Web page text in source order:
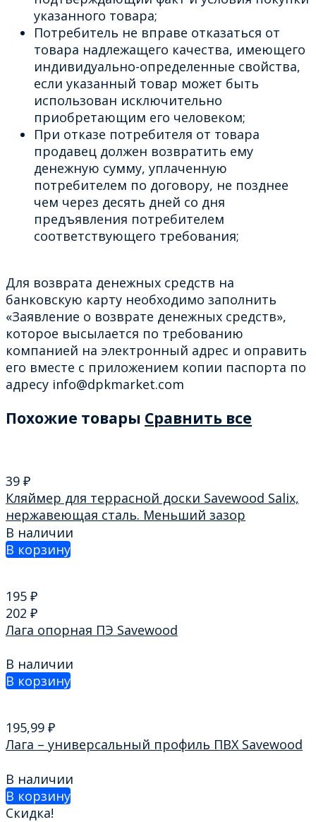
указанного товара;
Потребитель не вправе отказаться от
товара надлежащего качества, имеющего
индивидуально-определенные свойства,
если указанный товар может быть
использован исключительно
приобретающим его человеком;
При отказе потребителя от товара
продавец должен возвратить ему
денежную сумму, уплаченную
потребителем по договору, не позднее
чем через десять дней со дня
предъявления потребителем
соответствующего требования;
Для возврата денежных средств на
банковскую карту необходимо заполнить
«Заявление о возврате денежных средств»,
которое высылается по требованию
компанией на электронный адрес и оправить
его вместе с приложением копии паспорта по
адресу info@dpkmarket.com
Похожие товары Сравнить все
39 ₽
Кляймер для террасной доски Savewood Salix,
нержавеющая сталь. Меньший зазор
В наличии
В корзину
195 ₽
202 ₽
Лага опорная ПЭ Savewood
В наличии
В корзину
195,99 ₽
Лага – универсальный профиль ПВХ Savewood
В наличии
В корзину
Скидка!